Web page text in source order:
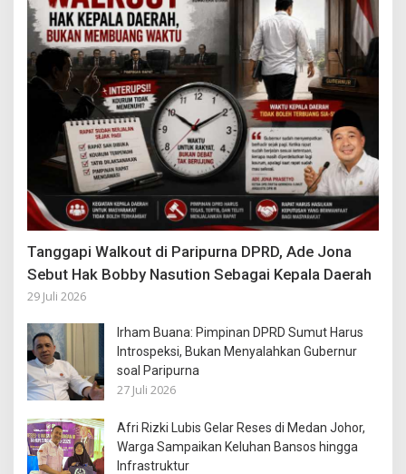
Tanggapi Walkout di Paripurna DPRD, Ade Jona
Sebut Hak Bobby Nasution Sebagai Kepala Daerah
29 Juli 2026
Irham Buana: Pimpinan DPRD Sumut Harus
Introspeksi, Bukan Menyalahkan Gubernur
soal Paripurna
27 Juli 2026
Afri Rizki Lubis Gelar Reses di Medan Johor,
Warga Sampaikan Keluhan Bansos hingga
Infrastruktur